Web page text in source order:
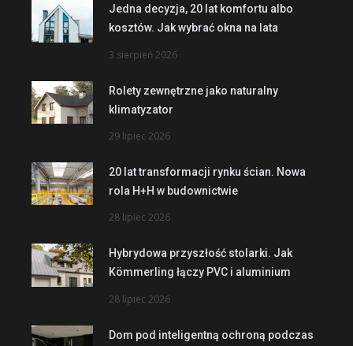
Jedna decyzja, 20 lat komfortu albo
kosztów. Jak wybrać okna na lata
3 sierpień 2026
Rolety zewnętrzne jako naturalny
klimatyzator
29 lipiec 2026
20 lat transformacji rynku ścian. Nowa
rola H+H w budownictwie
28 lipiec 2026
Hybrydowa przyszłość stolarki. Jak
Kömmerling łączy PVC i aluminium
28 lipiec 2026
Dom pod inteligentną ochroną podczas